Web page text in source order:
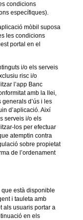
condicions
específiques).
mòbil suposa
les condicions
portal en el
i/o els serveis
risc i/o
l’app Banc
amb la llei,
generals d’ús i les
d’aplicació. Així
serveis i/o els
los per efectuar
atemptin contra
sobre propietat
de l’ordenament
està disponible
i tauleta amb
als usuaris portar a
en els